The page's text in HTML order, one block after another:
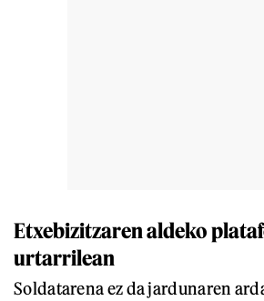
Etxebizitzaren aldeko
urtarrilean
Soldatarena ez da jardunaren